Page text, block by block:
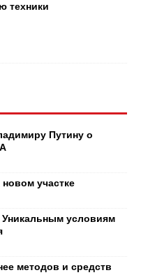
техники
Путину о
участке
условиям
методов и средств